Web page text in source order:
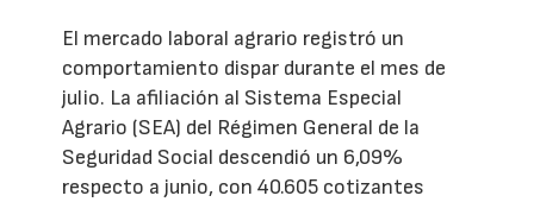
El mercado laboral agrario registró un
comportamiento dispar durante el mes de
julio. La afiliación al Sistema Especial
Agrario (SEA) del Régimen General de la
Seguridad Social descendió un 6,09%
respecto a junio, con 40.605 cotizantes